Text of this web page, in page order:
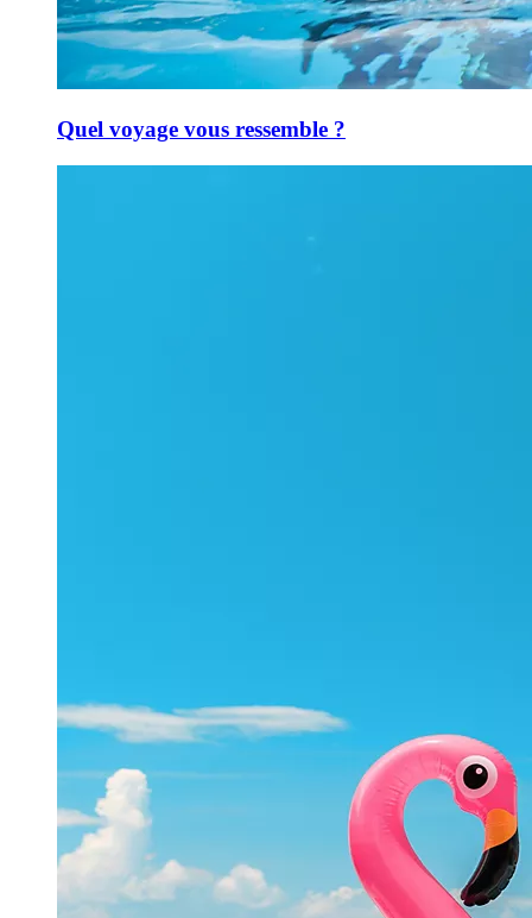
Quel voyage vous ressemble ?